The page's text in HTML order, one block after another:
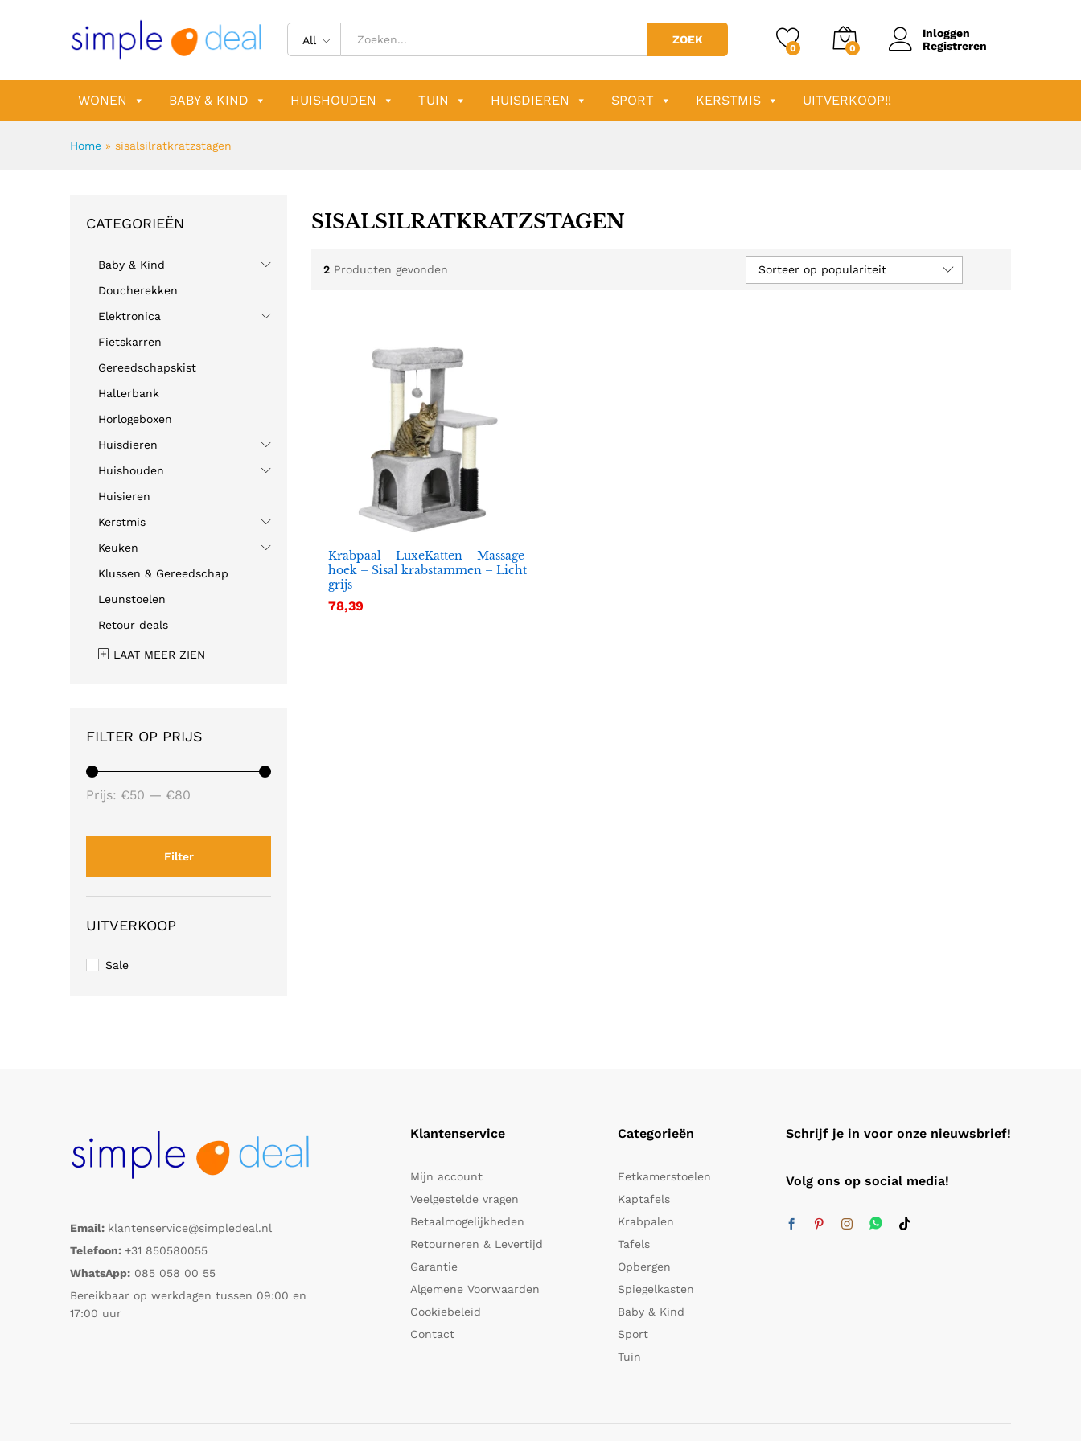
All ZOEK
0 0
Inloggen
Registreren
WONEN BABY & KIND HUISHOUDEN TUIN HUISDIEREN SPORT KERSTMIS UITVERKOOP!!
Home » sisalsilratkratzstagen
SISALSILRATKRATZSTAGEN
2 Producten gevonden Sorteer op populariteit
Krabpaal – LuxeKatten – Massage
hoek – Sisal krabstammen – Licht
grijs
78,39
78,39
CATEGORIEËN
Baby & Kind
Doucherekken
Elektronica
Fietskarren
Gereedschapskist
Halterbank
Horlogeboxen
Huisdieren
Huishouden
Huisieren
Kerstmis
Keuken
Klussen & Gereedschap
Leunstoelen
Retour deals
LAAT MEER ZIEN
FILTER OP PRIJS
Filter
Prijs: €50 — €80
UITVERKOOP
Sale
Email: klantenservice@simpledeal.nl
Telefoon: +31 850580055
WhatsApp: 085 058 00 55
Bereikbaar op werkdagen tussen 09:00 en
17:00 uur
Klantenservice
Mijn account
Veelgestelde vragen
Betaalmogelijkheden
Retourneren & Levertijd
Garantie
Algemene Voorwaarden
Cookiebeleid
Contact
Categorieën
Eetkamerstoelen
Kaptafels
Krabpalen
Tafels
Opbergen
Spiegelkasten
Baby & Kind
Sport
Tuin
Schrijf je in voor onze nieuwsbrief!
Volg ons op social media!